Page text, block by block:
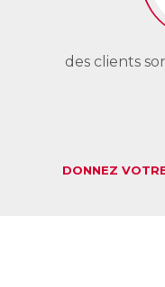
des clients
DONNEZ